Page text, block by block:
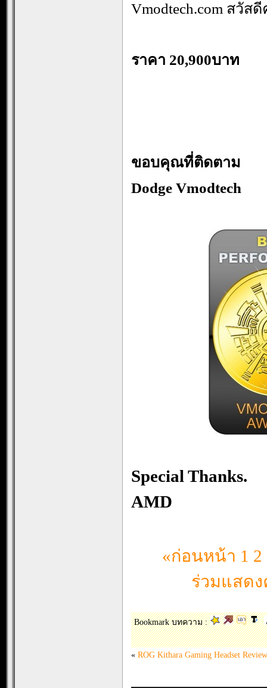
Vmodtech.com สวัส
ราคา 20,900บาท
ขอบคุณที่ติดตาม
Dodge Vmodtech
Special Thanks.
AMD
«ก่อนหน้า 1 2
ร่วมแสด
Bookmark บทความ :
« ROG Kithara Gaming Headset Review